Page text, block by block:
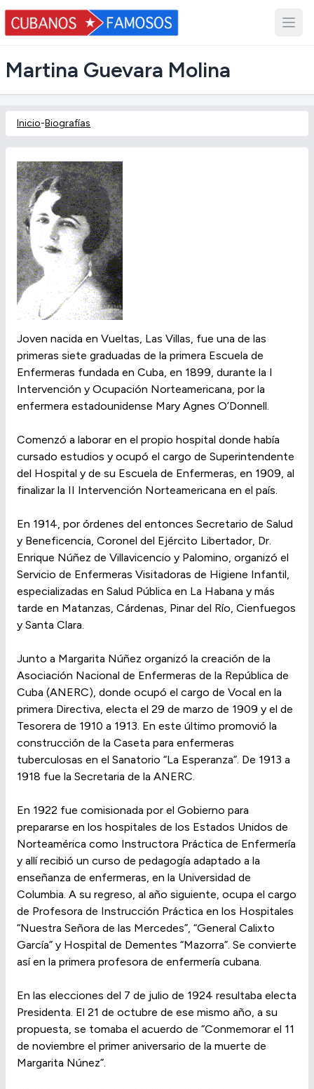
Martina Guevara Molina
Inicio-Biografías
Joven nacida en Vueltas, Las Villas, fue una de las
primeras siete graduadas de la primera Escuela de
Enfermeras fundada en Cuba, en 1899, durante la I
Intervención y Ocupación Norteamericana, por la
enfermera estadounidense Mary Agnes O’Donnell.
Comenzó a laborar en el propio hospital donde había
cursado estudios y ocupó el cargo de Superintendente
del Hospital y de su Escuela de Enfermeras, en 1909, al
finalizar la II Intervención Norteamericana en el país.
En 1914, por órdenes del entonces Secretario de Salud
y Beneficencia, Coronel del Ejército Libertador, Dr.
Enrique Núñez de Villavicencio y Palomino, organizó el
Servicio de Enfermeras Visitadoras de Higiene Infantil,
especializadas en Salud Pública en La Habana y más
tarde en Matanzas, Cárdenas, Pinar del Río, Cienfuegos
y Santa Clara.
Junto a Margarita Núñez organizó la creación de la
Asociación Nacional de Enfermeras de la República de
Cuba (ANERC), donde ocupó el cargo de Vocal en la
primera Directiva, electa el 29 de marzo de 1909 y el de
Tesorera de 1910 a 1913. En este último promovió la
construcción de la Caseta para enfermeras
tuberculosas en el Sanatorio “La Esperanza”. De 1913 a
1918 fue la Secretaria de la ANERC.
En 1922 fue comisionada por el Gobierno para
prepararse en los hospitales de los Estados Unidos de
Norteamérica como Instructora Práctica de Enfermería
y allí recibió un curso de pedagogía adaptado a la
enseñanza de enfermeras, en la Universidad de
Columbia. A su regreso, al año siguiente, ocupa el cargo
de Profesora de Instrucción Práctica en los Hospitales
“Nuestra Señora de las Mercedes”, “General Calixto
García” y Hospital de Dementes “Mazorra”. Se convierte
así en la primera profesora de enfermería cubana.
En las elecciones del 7 de julio de 1924 resultaba electa
Presidenta. El 21 de octubre de ese mismo año, a su
propuesta, se tomaba el acuerdo de “Conmemorar el 11
de noviembre el primer aniversario de la muerte de
Margarita Núnez”.